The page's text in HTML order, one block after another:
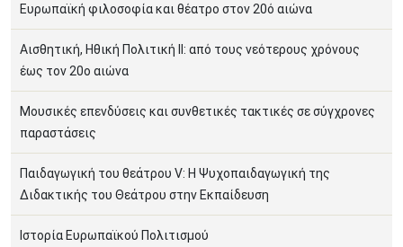
Ευρωπαϊκή φιλοσοφία και θέατρο στον 20ό αιώνα
Αισθητική, Ηθική Πολιτική ΙΙ: από τους νεότερους χρόνους
έως τον 20ο αιώνα
Μουσικές επενδύσεις και συνθετικές τακτικές σε σύγχρονες
παραστάσεις
Παιδαγωγική του θεάτρου V: Η Ψυχοπαιδαγωγική της
Διδακτικής του Θεάτρου στην Εκπαίδευση
Ιστορία Ευρωπαϊκού Πολιτισμού